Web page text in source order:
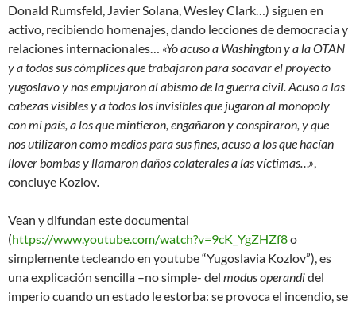
Donald Rumsfeld, Javier Solana, Wesley Clark…) siguen en
activo, recibiendo homenajes, dando lecciones de democracia y
relaciones internacionales… «Yo acuso a Washington y a la OTAN
y a todos sus cómplices que trabajaron para socavar el proyecto
yugoslavo y nos empujaron al abismo de la guerra civil. Acuso a las
cabezas visibles y a todos los invisibles que jugaron al monopoly
con mi país, a los que mintieron, engañaron y conspiraron, y que
nos utilizaron como medios para sus fines, acuso a los que hacían
llover bombas y llamaron daños colaterales a las víctimas…»,
concluye Kozlov.
Vean y difundan este documental
(https://www.youtube.com/watch?v=9cK_YgZHZf8o
simplemente tecleando en youtube “Yugoslavia Kozlov”), es
una explicación sencilla –no simple- del modus operandidel
imperio cuando un estado le estorba: se provoca el incendio, se